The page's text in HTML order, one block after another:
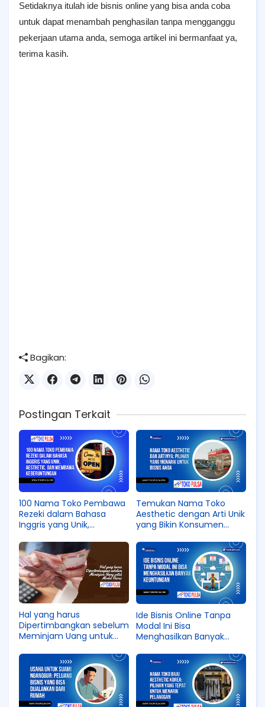
Setidaknya itulah ide bisnis online yang bisa anda coba
untuk dapat menambah penghasilan tanpa mengganggu
pekerjaan utama anda, semoga artikel ini bermanfaat ya,
terima kasih.
Bagikan:
Postingan Terkait
100 Nama Toko Pembawa
Rezeki dalam Bahasa
Inggris yang Unik,
Keberuntungan
Temukan Nama Toko
Aesthetic dengan Arti Unik
yang Bikin Konsumen
Hal yang harus
Dipertimbangkan sebelum
Meminjam Uang untuk
Ide Bisnis Online Tanpa
Modal Ini Bisa
Menghasilkan Banyak